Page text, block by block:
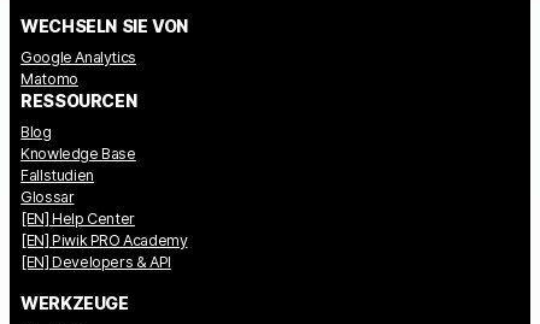
WECHSELN SIE VON
Google Analytics
Matomo
RESSOURCEN
Blog
Knowledge Base
Fallstudien
Glossar
[EN] Help Center
[EN] Piwik PRO Academy
[EN] Developers & API
WERKZEUGE